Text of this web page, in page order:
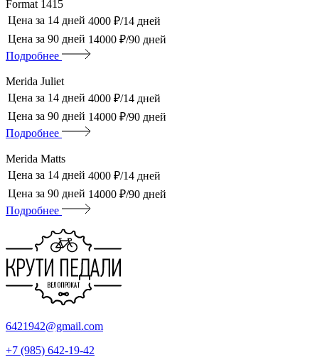
Format 1415
Цена за 14 дней 4000 ₽/14 дней
Цена за 90 дней 14000 ₽/90 дней
Подробнее
Merida Juliet
Цена за 14 дней 4000 ₽/14 дней
Цена за 90 дней 14000 ₽/90 дней
Подробнее
Merida Matts
Цена за 14 дней 4000 ₽/14 дней
Цена за 90 дней 14000 ₽/90 дней
Подробнее
6421942@gmail.com
+7 (985) 642-19-42